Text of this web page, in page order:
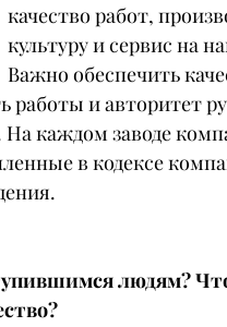
качество работ,
культуру и сервис на
Важно обеспечить
и авторитет
На каждом заводе
в кодексе
людям?